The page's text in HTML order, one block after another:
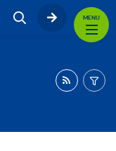
MENU